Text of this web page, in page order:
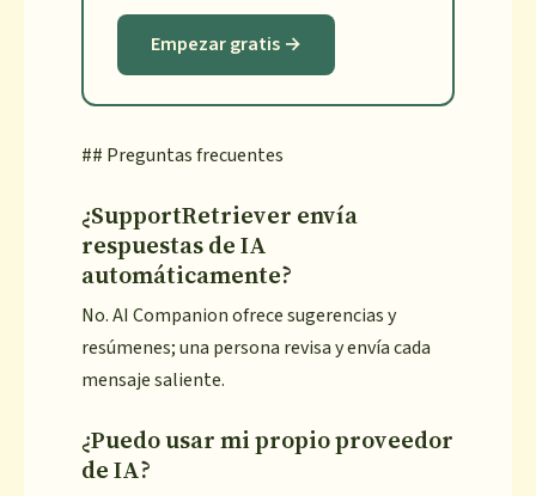
Empezar gratis →
## Preguntas frecuentes
¿SupportRetriever envía
respuestas de IA
automáticamente?
No. AI Companion ofrece sugerencias y
resúmenes; una persona revisa y envía cada
mensaje saliente.
¿Puedo usar mi propio proveedor
de IA?